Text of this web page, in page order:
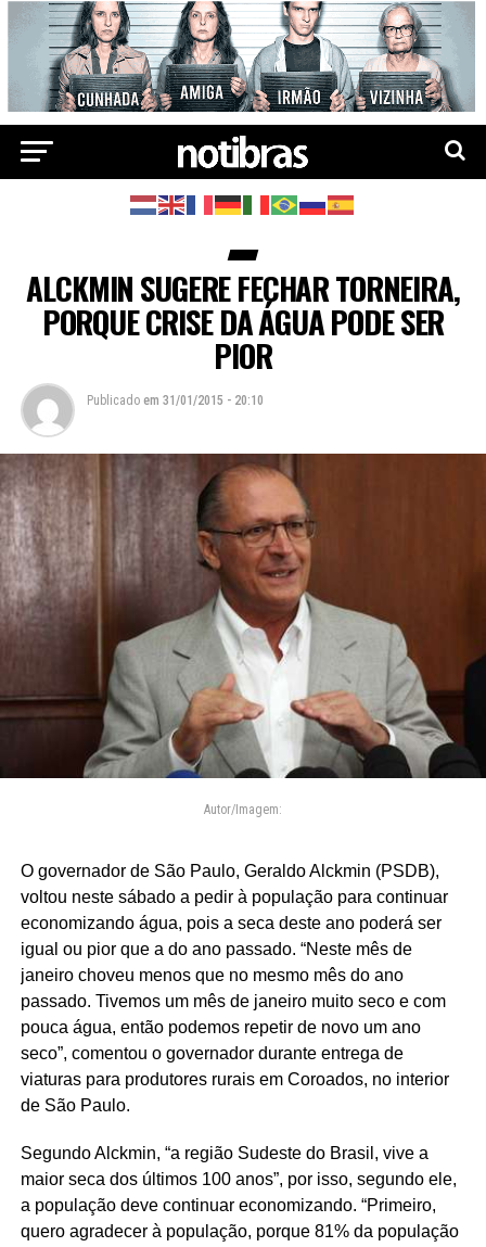
ALCKMIN SUGERE FECHAR TORNEIRA,
PORQUE CRISE DA ÁGUA PODE SER
PIOR
Publicado em 31/01/2015 - 20:10
Autor/Imagem:
O governador de São Paulo, Geraldo Alckmin (PSDB),
voltou neste sábado a pedir à população para continuar
economizando água, pois a seca deste ano poderá ser
igual ou pior que a do ano passado. “Neste mês de
janeiro choveu menos que no mesmo mês do ano
passado. Tivemos um mês de janeiro muito seco e com
pouca água, então podemos repetir de novo um ano
seco”, comentou o governador durante entrega de
viaturas para produtores rurais em Coroados, no interior
de São Paulo.
Segundo Alckmin, “a região Sudeste do Brasil, vive a
maior seca dos últimos 100 anos”, por isso, segundo ele,
a população deve continuar economizando. “Primeiro,
quero agradecer à população, porque 81% da população